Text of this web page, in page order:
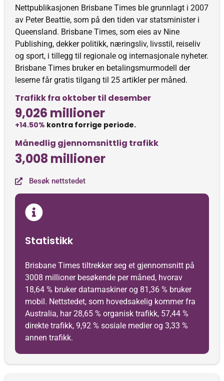
Nettpublikasjonen Brisbane Times ble grunnlagt i 2007
av Peter Beattie, som på den tiden var statsminister i
Queensland. Brisbane Times, som eies av Nine
Publishing, dekker politikk, næringsliv, livsstil, reiseliv
og sport, i tillegg til regionale og internasjonale nyheter.
Brisbane Times bruker en betalingsmurmodell der
leserne får gratis tilgang til 25 artikler per måned.
Trafikk fra oktober til desember
9,026 millioner
+14.50% kontra forrige periode.
Månedlig gjennomsnittlig trafikk
3,008 millioner
Besøk nettstedet
Statistikk
Brisbane Times tiltrekker seg et gjennomsnitt på
3008 millioner besøkende per måned, hvorav
18,64 % bruker datamaskiner og 81,36 % bruker
mobil. Nettstedet, som hovedsakelig kommer fra
Australia, har 28,65 % organisk trafikk, 57,44 %
direkte trafikk, 9,92 % sosiale medier og 3,33 %
annen trafikk.